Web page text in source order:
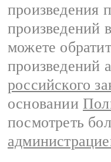
произведения
произведений
можете
произведений
российского
основании
посмотреть